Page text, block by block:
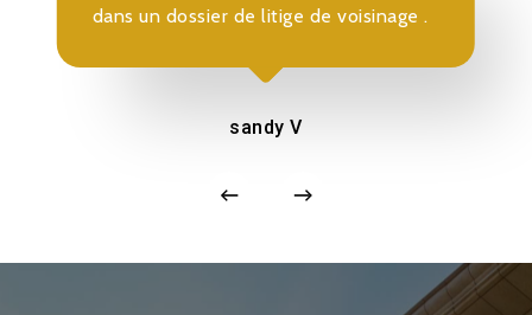
dans un dossier de litige de voisinage .
sandy V